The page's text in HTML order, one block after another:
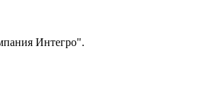
Интегро".